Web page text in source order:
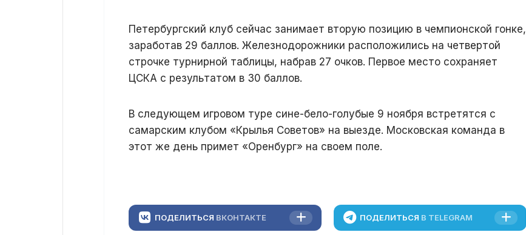
Петербургский клуб сейчас занимает вторую позицию в чемпионской гонке,
заработав 29 баллов. Железнодорожники расположились на четвертой
строчке турнирной таблицы, набрав 27 очков. Первое место сохраняет
ЦСКА с результатом в 30 баллов.
В следующем игровом туре сине-бело-голубые 9 ноября встретятся с
самарским клубом «Крылья Советов» на выезде. Московская команда в
этот же день примет «Оренбург» на своем поле.
ПОДЕЛИТЬСЯ ВКОНТАКТЕ ПОДЕЛИТЬСЯ В TELEGRAM